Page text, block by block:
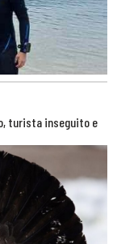
turista inseguito e